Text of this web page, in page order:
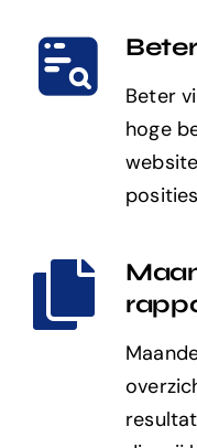
Beter
hoge